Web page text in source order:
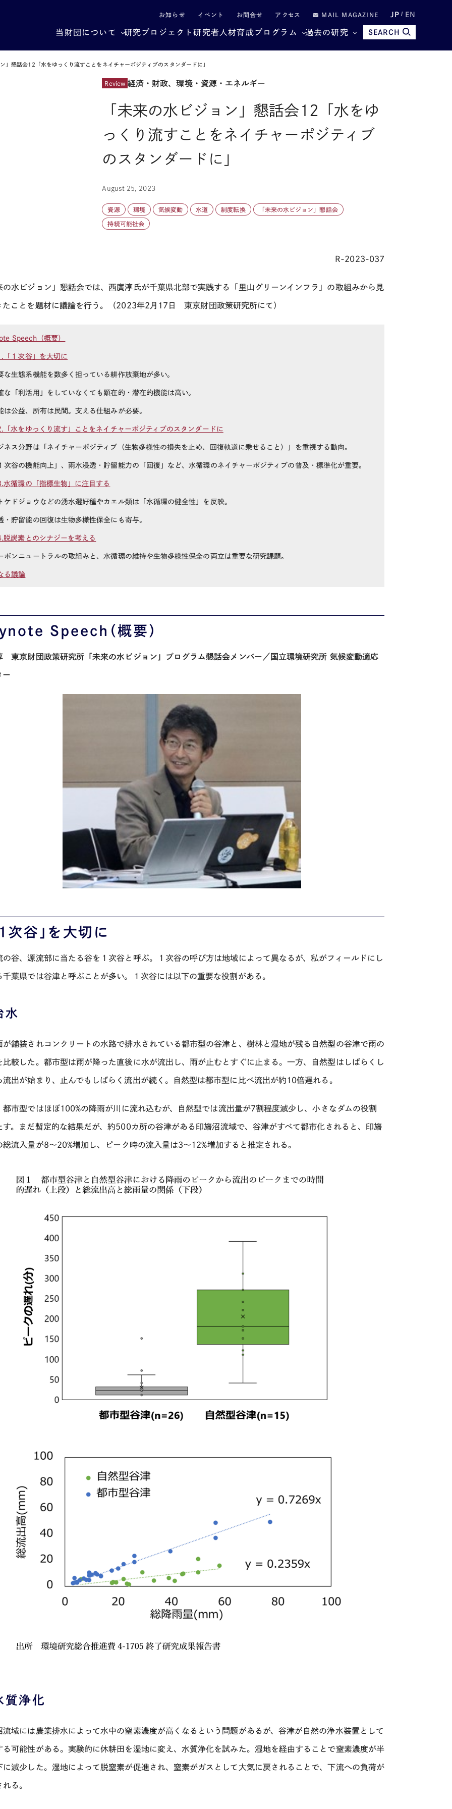
お知らせ イベント お問合せ アクセス MAIL MAGAZINE JP EN
当財団について 研究プロジェクト研究者 人材育成プログラム 過去の研究 SEARCH
」懇話会12「水をゆっくり流すことをネイチャーポジティブのスタンダードに」
Review 経済・財政、環境・資源・エネルギー
「未来の水ビジョン」懇話会12「水をゆ
っくり流すことをネイチャーポジティブ
のスタンダードに」
August 25, 2023
資源 環境 気候変動 水道 制度転換 「未来の水ビジョン」懇話会
持続可能社会
R-2023-037
の水ビジョン」懇話会では、西廣淳氏が千葉県北部で実践する「里山グリーンインフラ」の取組みから見
たことを題材に議論を行う。（2023年2 月 17 日 東京財団政策研究所にて）
Speech（概要）
「１次谷」を大切に
生態系機能を数多く担っている耕作放棄地が多い。
「利活用」をしていなくても顕在的・潜在的機能は高い。
公益、所有は民間。支える仕組みが必要。
「水をゆっくり流す」ことをネイチャーポジティブのスタンダードに
ス分野は「ネイチャーポジティブ（生物多様性の損失を止め、回復軌道に乗せること）」を重視する動向。
谷の機能向上」、雨水浸透・貯留能力の「回復」など、水循環のネイチャーポジティブの普及・標準化が重要。
水循環の「指標生物」に注目する
ドジョウなどの湧水選好種やカエル類は「水循環の健全性」を反映。
貯留能の回復は生物多様性保全にも寄与。
脱炭素とのシナジーを考える
ンニュートラルの取組みと、水循環の維持や生物多様性保全の両立は重要な研究課題。
る議論
Speech （概要）
東京財団政策研究所「未来の水ビジョン」プログラム懇話会メンバー／国立環境研究所 気候変動適応
ー
１次谷」を大切に
の谷、源流部に当たる谷を１次谷と呼ぶ。１次谷の呼び方は地域によって異なるが、私がフィールドにし
千葉県では谷津と呼ぶことが多い。１次谷には以下の重要な役割がある。
水
が舗装されコンクリートの水路で排水されている都市型の谷津と、樹林と湿地が残る自然型の谷津で雨の
比較した。都市型は雨が降った直後に水が流出し、雨が止むとすぐに止まる。一方、自然型はしばらくし
流出が始まり、止んでもしばらく流出が続く。自然型は都市型に比べ流出が約10倍遅れる。
都市型ではほぼ100%の降雨が川に流れ込むが、自然型では流出量が7割程度減少し、小さなダムの役割
す。まだ暫定的な結果だが、約500カ所の谷津がある印旛沼流域で、谷津がすべて都市化されると、印旛
総流入量が8〜20%増加し、ピーク時の流入量は3〜12%増加すると推定される。
浄化
流域には農業排水によって水中の窒素濃度が高くなるという問題があるが、谷津が自然の浄水装置として
る可能性がある。実験的に休耕田を湿地に変え、水質浄化を試みた。湿地を経由することで窒素濃度が半
に減少した。湿地によって脱窒素が促進され、窒素がガスとして大気に戻されることで、下流への負荷が
る。